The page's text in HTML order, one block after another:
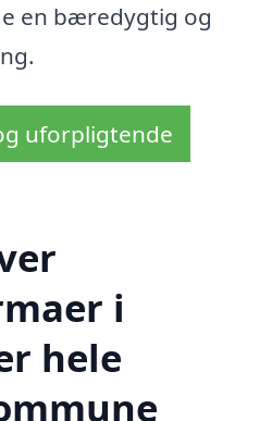
en bæredygtig og
uforpligtende
i
hele